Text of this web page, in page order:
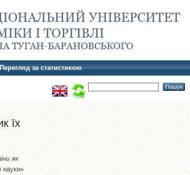
Перегляд за статистикою
їх
як
науки»